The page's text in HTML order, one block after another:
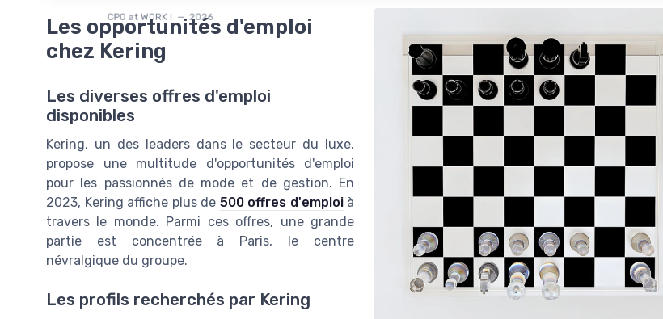
CPO at WORK ! — 2026
Les opportunités d'emploi
chez Kering
Les diverses offres d'emploi
disponibles
Kering, un des leaders dans le secteur du luxe,
propose une multitude d'opportunités d'emploi
pour les passionnés de mode et de gestion. En
2023, Kering affiche plus de 500 offres d'emploià
travers le monde. Parmi ces offres, une grande
partie est concentrée à Paris, le centre
névralgique du groupe.
Les profils recherchés par Kering